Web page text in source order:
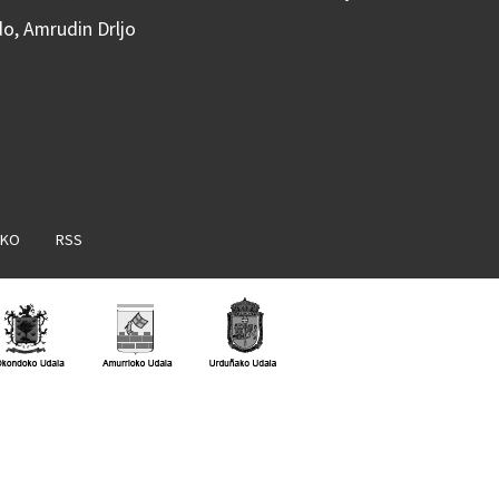
Amrudin Drljo
RSS